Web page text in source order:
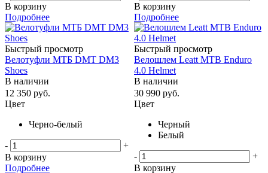
В корзину
Подробнее
В корзину
Подробнее
Быстрый просмотр
Велотуфли МТБ DMT DM3
Shoes
В наличии
12 350 руб.
Цвет
Черно-белый
-
+
В корзину
Подробнее
Быстрый просмотр
Велошлем Leatt MTB Enduro
4.0 Helmet
В наличии
30 990 руб.
Цвет
Черный
Белый
-
+
В корзину